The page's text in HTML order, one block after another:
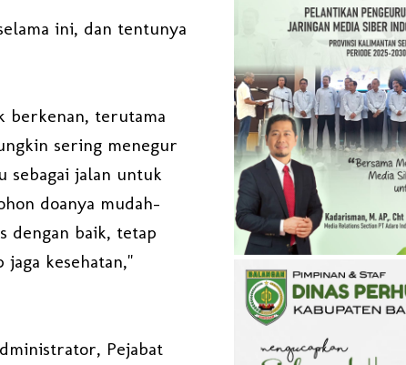
ini, dan tentunya
berkenan, terutama
sering menegur
sebagai jalan untuk
doanya mudah-
dengan baik, tetap
kesehatan,"
Pejabat